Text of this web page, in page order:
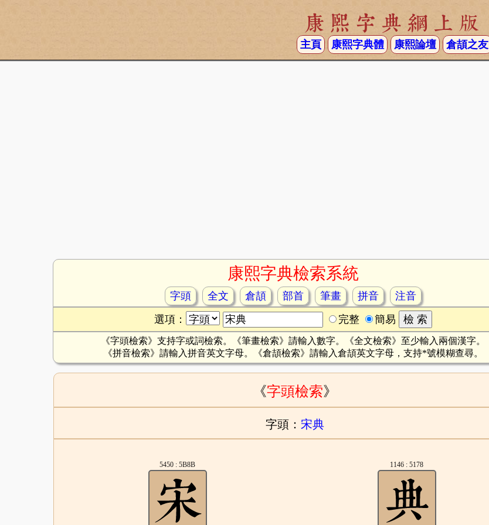
康熙字典網上版
主頁 康熙字典體 康熙論壇 倉頡之友
康熙字典檢索系統
字頭 全文 倉頡 部首 筆畫 拼音
注音
選項：
完整 簡易
《字頭檢索》支持字或詞檢索。《筆畫檢索》請輸入數字。《全文檢索》至少輸入兩個漢字。
《拼音檢索》請輸入拼音英文字母。《倉頡檢索》請輸入倉頡英文字母，支持*號模糊查尋。
《字頭檢索》
字頭： 宋典
5450 : 5B8B 1146 : 5178